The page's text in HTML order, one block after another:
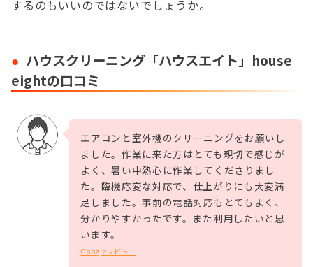
するのもいいのではないでしょうか。
ハウスクリーニング「ハウスエイト」house
eightの口コミ
エアコンと室外機のクリーニングをお願いし
ました。作業に来た方はとても親切で感じが
よく、暑い中熱心に作業してくださりまし
た。臨機応変な対応で、仕上がりにも大変満
足しました。事前の電話対応もとてもよく、
分かりやすかったです。また利用したいと思
います。
Googleレビュー